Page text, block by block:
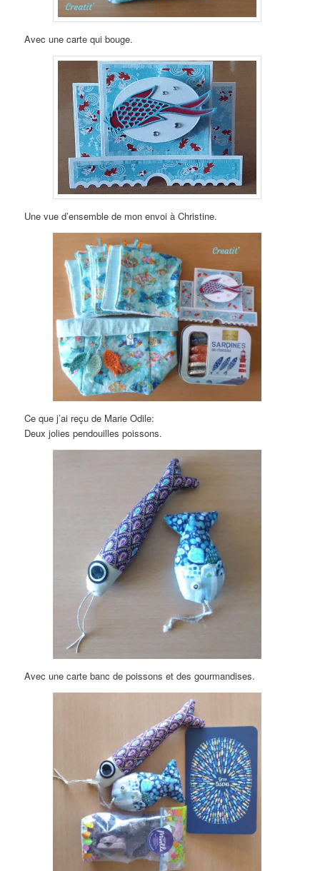
Avec une carte qui bouge.
Une vue d’ensemble de mon envoi à Christine.
Ce que j’ai reçu de Marie Odile:
Deux jolies pendouilles poissons.
Avec une carte banc de poissons et des gourmandises.